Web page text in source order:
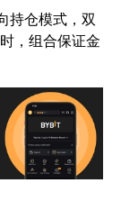
持仓模式，双
，组合保证金